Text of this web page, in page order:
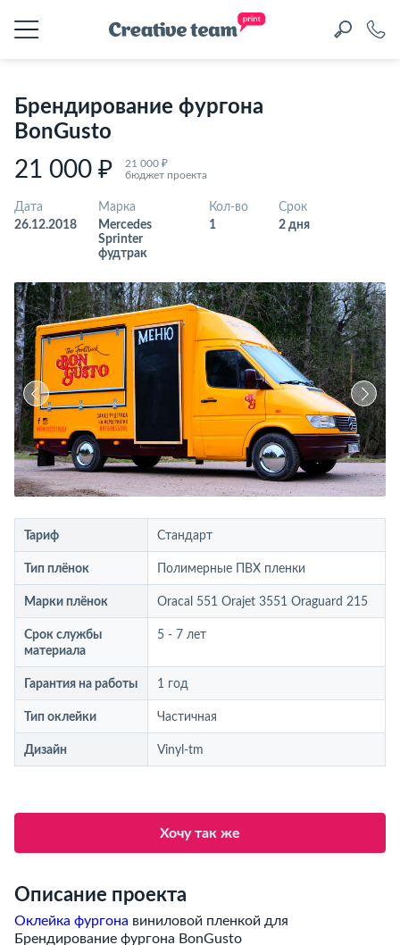
Брендирование фургона
BonGusto
21 000 ₽
21 000 ₽
бюджет проекта
Дата
26.12.2018
Марка
Mercedes
Sprinter
фудтрак
Кол-во
1
Срок
2 дня
Тариф Стандарт
Тип плёнок Полимерные ПВХ пленки
Марки плёнок Oracal 551 Orajet 3551 Oraguard 215
Срок службы
материала
5 - 7 лет
Гарантия на работы 1 год
Тип оклейки Частичная
Дизайн Vinyl-tm
Хочу так же
Описание проекта
Оклейка фургона виниловой пленкой для
Брендирование фургона BonGusto